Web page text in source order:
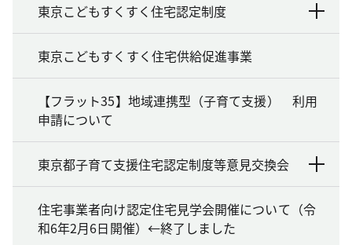
東京こどもすくすく住宅認定制度
東京こどもすくすく住宅供給促進事業
【フラット35】地域連携型（子育て支援） 利用
申請について
東京都子育て支援住宅認定制度等意見交換会
住宅事業者向け認定住宅見学会開催について（令
和6年2月6日開催）←終了しました